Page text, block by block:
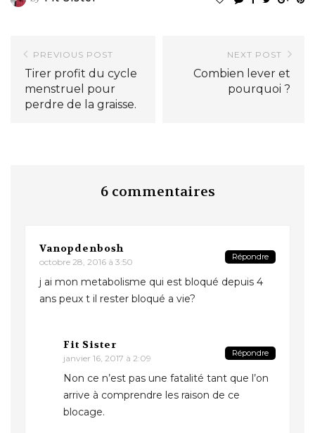
PREVIOUS POST
Tirer profit du cycle
menstruel pour
perdre de la graisse.
NEXT POST
Combien lever et
pourquoi ?
6 commentaires
Vanopdenbosh
octobre 28, 2016 à 3:50
j ai mon metabolisme qui est bloqué depuis 4
ans peux t il rester bloqué a vie?
Répondre
Fit Sister
janvier 16, 2017 à 2:09
Non ce n’est pas une fatalité tant que l’on
arrive à comprendre les raison de ce
blocage.
Répondre